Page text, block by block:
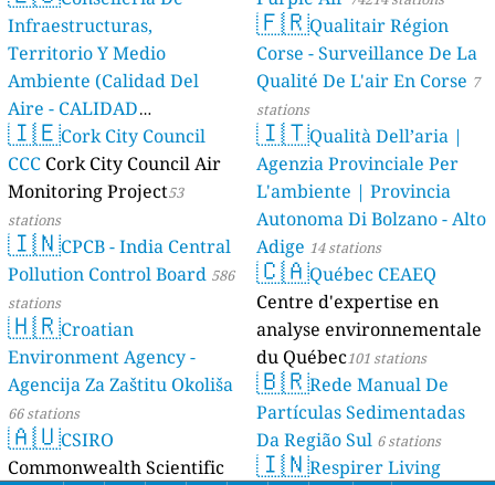
Infraestructuras,
Territorio Y Medio
Ambiente (Calidad Del
Aire - CALIDAD
AMBIENTAL) 23 stations
🇮🇪Cork City Council
CCC Cork City Council Air
Monitoring Project53
stations
🇮🇳CPCB - India Central
Pollution Control Board 586
stations
🇭🇷Croatian
Environment Agency -
Agencija Za Zaštitu Okoliša
66 stations
🇦🇺CSIRO
Commonwealth Scientific
🇫🇷Qualitair Région
Corse - Surveillance De La
Qualité De L'air En Corse 7
stations
🇮🇹Qualità Dell’aria |
Agenzia Provinciale Per
L'ambiente | Provincia
Autonoma Di Bolzano - Alto
Adige 14 stations
🇨🇦Québec CEAEQ
Centre d'expertise en
analyse environnementale
du Québec101 stations
🇧🇷Rede Manual De
Partículas Sedimentadas
Da Região Sul 6 stations
🇮🇳Respirer Living